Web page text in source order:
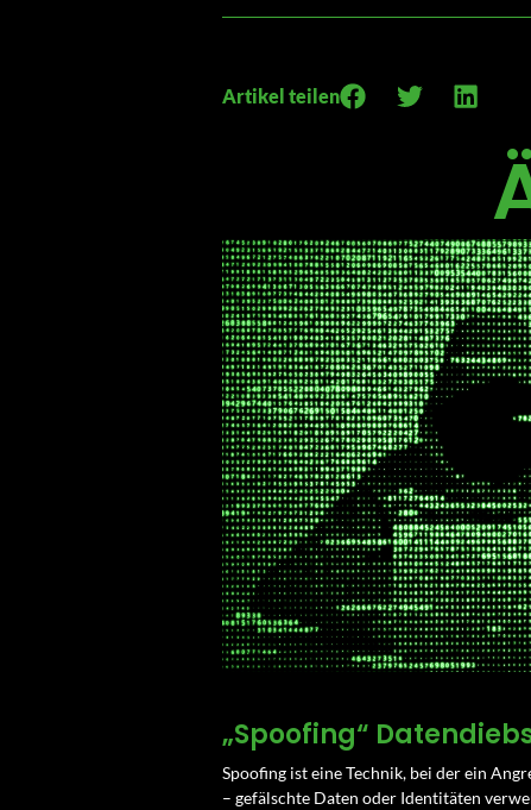
Artikel teilen
„Spoofing“
Spoofing ist eine Technik, bei der ein
– gefälschte Daten oder Identitäten